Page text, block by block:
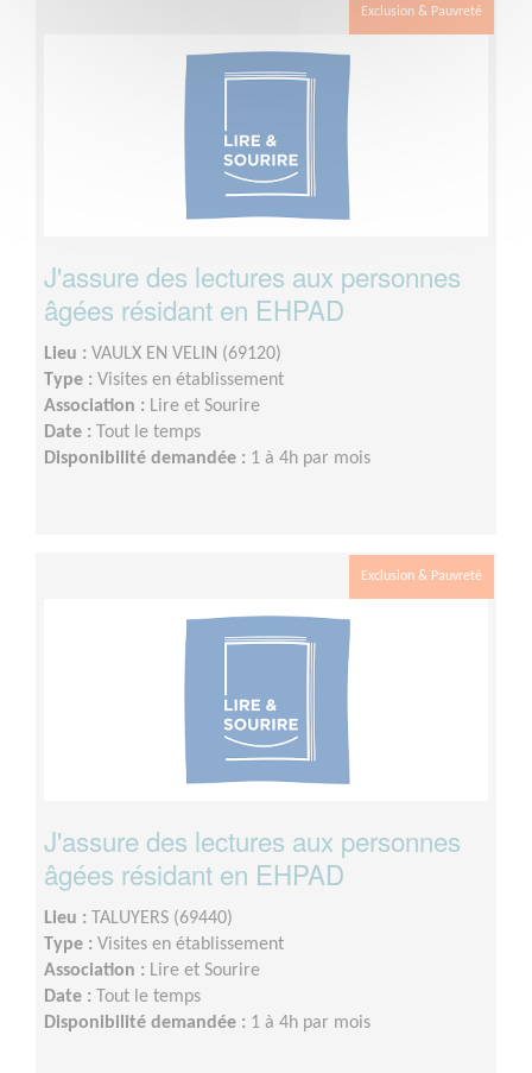
Exclusion & Pauvreté
J'assure des lectures aux personnes
âgées résidant en EHPAD
Lieu : VAULX EN VELIN (69120)
Type : Visites en établissement
Association : Lire et Sourire
Date :
Tout le temps
Disponibilité demandée : 1 à 4h par mois
Exclusion & Pauvreté
J'assure des lectures aux personnes
âgées résidant en EHPAD
Lieu :
TALUYERS (69440)
Type : Visites en établissement
Association : Lire et Sourire
Date :
Tout le temps
Disponibilité demandée : 1 à 4h par mois